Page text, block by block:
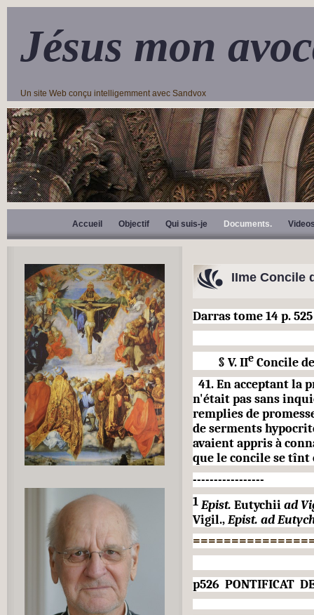
Jésus mon
Un site Web conçu intelligemment avec Sandvox
Accueil Objectif Qui suis-je Documents.
IIme Concile
Darras tome 14 p. 525
§ V. IIeConcile
41. En acceptant la
n'était pas sans
remplies de
de serments
avaient appris à
que le concile se tînt
-----------------
1Epist. Eutychiiad
Vigil.,Epist. ad
p526 PONTIFICAT